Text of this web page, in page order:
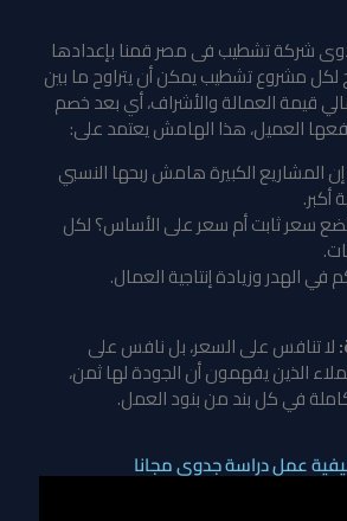
شركة تشطيب فى مصر قمنا بإعدادها
لكل مشروع تشطيب يمكن أن يتراوح ما بين
من إجمالي قيمة العمالة والأشراف، أي بعد خصم
العميل، هذا الهامش يعتمد على:
المشاريع الكبيرة هامش ربحها النسبي
أكبر.
سعر ثابت أم سعر على الأساس؟ لكل
في الهدر وزيادة إنتاجية العمال.
لا تنافس على السعر، بل نافس على
الذين يفهمون أن الجودة لها ثمن،
في كل بند من بنود العمل.
عمل دراسة جدوى مجانا